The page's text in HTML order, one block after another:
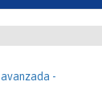
avanzada -